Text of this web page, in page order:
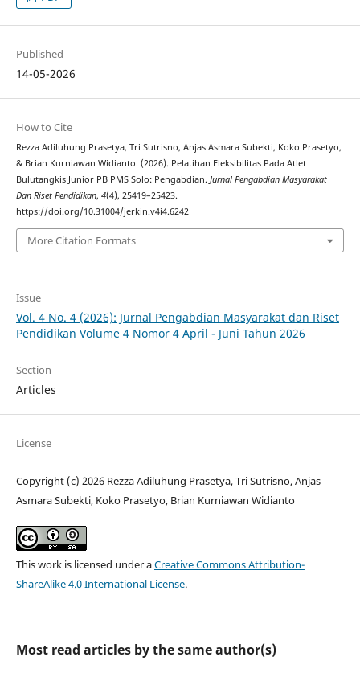
Published
14-05-2026
How to Cite
Rezza Adiluhung Prasetya, Tri Sutrisno, Anjas Asmara Subekti, Koko Prasetyo,
& Brian Kurniawan Widianto. (2026). Pelatihan Fleksibilitas Pada Atlet
Bulutangkis Junior PB PMS Solo: Pengabdian. Jurnal Pengabdian Masyarakat
Dan Riset Pendidikan, 4(4), 25419–25423.
https://doi.org/10.31004/jerkin.v4i4.6242
More Citation Formats
Issue
Vol. 4 No. 4 (2026): Jurnal Pengabdian Masyarakat dan Riset
Pendidikan Volume 4 Nomor 4 April - Juni Tahun 2026
Section
Articles
License
Copyright (c) 2026 Rezza Adiluhung Prasetya, Tri Sutrisno, Anjas
Asmara Subekti, Koko Prasetyo, Brian Kurniawan Widianto
This work is licensed under aCreative Commons Attribution-
ShareAlike 4.0 International License.
Most read articles by the same author(s)